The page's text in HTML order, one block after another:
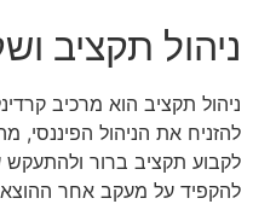
ניהול תקציב
ניהול תקציב הוא מרכיב
להזניח את הניהול הפיננסי,
לקבוע תקציב ברור
להקפיד על מעקב אחר